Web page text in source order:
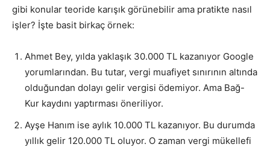
gibi konular teoride karışık görünebilir ama pratikte nasıl
işler? İşte basit birkaç örnek:
Ahmet Bey, yılda yaklaşık 30.000 TL kazanıyor Google
yorumlarından. Bu tutar, vergi muafiyet sınırının altında
olduğundan dolayı gelir vergisi ödemiyor. Ama Bağ-
Kur kaydını yaptırması öneriliyor.
Ayşe Hanım ise aylık 10.000 TL kazanıyor. Bu durumda
yıllık gelir 120.000 TL oluyor. O zaman vergi mükellefi